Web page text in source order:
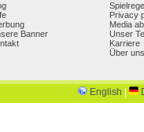
Banner
Privacy
Media
Unser
Karriere
Über uns
English